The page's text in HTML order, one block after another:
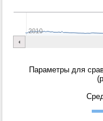
2010
Параметры для